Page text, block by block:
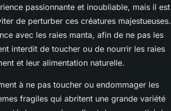
passionnante et inoubliable, mais il est
de perturber ces créatures majestueuses.
avec les raies manta, afin de ne pas les
interdit de toucher ou de nourrir les raies
et leur alimentation naturelle.
à ne pas toucher ou endommager les
fragiles qui abritent une grande variété